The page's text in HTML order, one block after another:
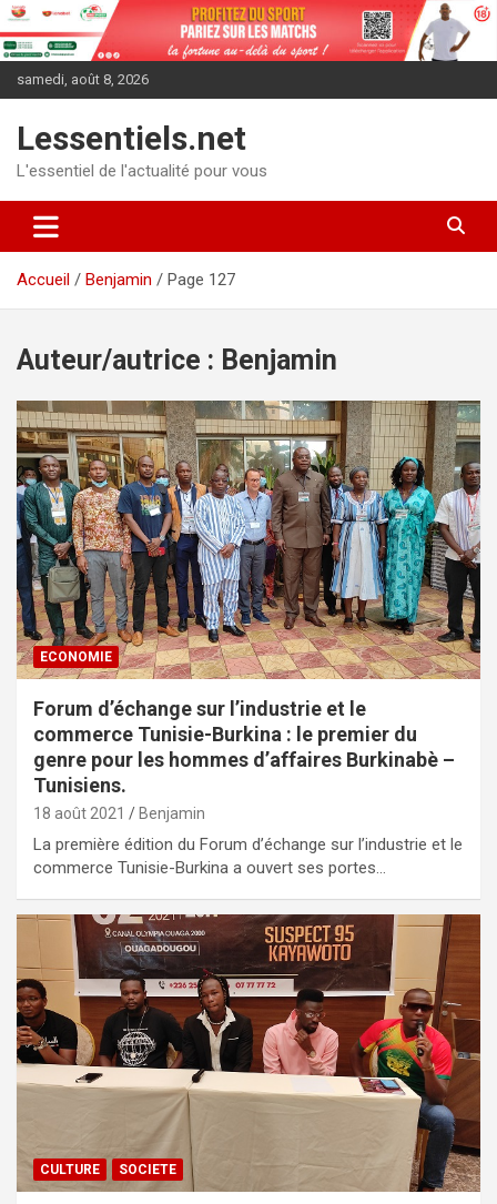
Aller
au
contenu
samedi, août 8, 2026
Lessentiels.net
L'essentiel de l'actualité pour vous
Accueil Benjamin Page 127
Auteur/autrice : Benjamin
ECONOMIE
Forum d’échange sur l’industrie et le
commerce Tunisie-Burkina : le premier du
genre pour les hommes d’affaires Burkinabè –
Tunisiens.
18 août 2021 Benjamin
La première édition du Forum d’échange sur l’industrie et le
commerce Tunisie-Burkina a ouvert ses portes…
CULTURE SOCIETE